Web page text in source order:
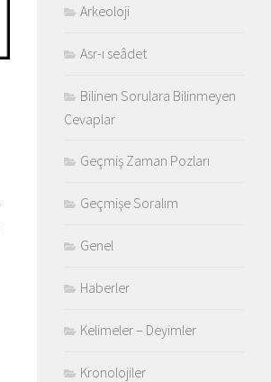
Arkeoloji
Asr-ı seâdet
Bilinen Sorulara Bilinmeyen
Cevaplar
Geçmiş Zaman Pozları
Geçmişe Soralım
Genel
Haberler
Kelimeler – Deyimler
Kronolojiler